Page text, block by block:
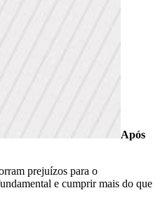
Após
prejuízos para o
e cumprir mais do que